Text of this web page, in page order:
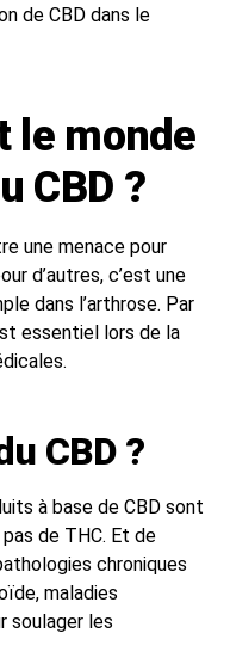
de CBD dans le
le monde
CBD ?
une menace pour
d’autres, c’est une
dans l’arthrose. Par
essentiel lors de la
CBD ?
à base de CBD sont
de THC. Et de
chroniques
maladies
soulager les